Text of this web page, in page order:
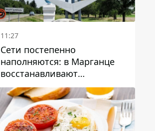
11:27
Сети постепенно
наполняются: в Марганце
восстанавливают
водоснабжение